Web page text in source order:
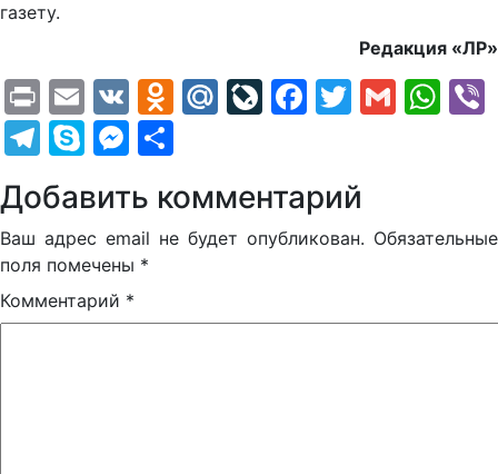
газету.
Редакция «ЛР»
PrintEmail
VK Odnoklassniki
Mail.Ru
LiveJournal
Facebook
Twitter
Gmail
Telegram
SkypeMessenger
Добавить комментарий
Ваш адрес email не будет опубликован. Обязательные
поля помечены *
Комментарий *